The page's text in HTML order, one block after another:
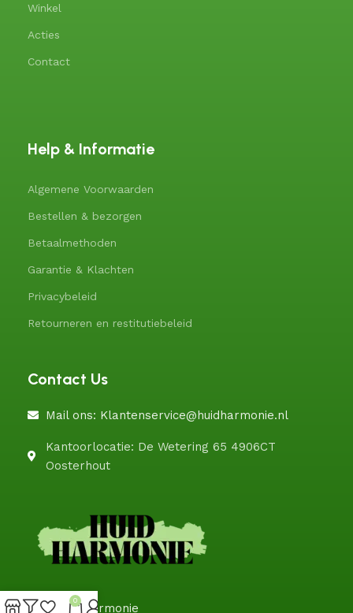
Winkel
Acties
Contact
Help & Informatie
Algemene Voorwaarden
Bestellen & bezorgen
Betaalmethoden
Garantie & Klachten
Privacybeleid
Retourneren en restitutiebeleid
Contact Us
Mail ons: Klantenservice@huidharmonie.nl
Kantoorlocatie: De Wetering 65 4906CT
Oosterhout
@HuidHarmonie
0